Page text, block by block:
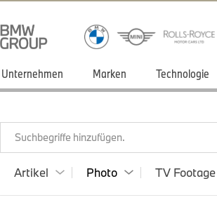
Unternehmen Marken Technologie
Suchbegriffe hinzufügen.
Artikel Photo TV Footage